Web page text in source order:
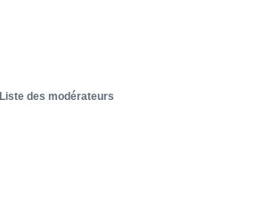
Liste des modérateurs